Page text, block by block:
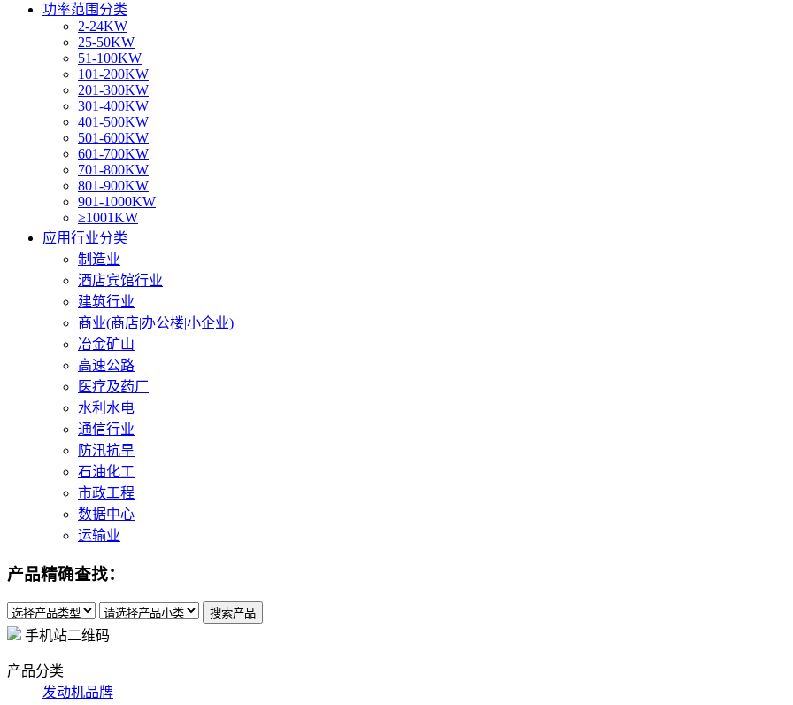
功率范围分类
2-24KW
25-50KW
51-100KW
101-200KW
201-300KW
301-400KW
401-500KW
501-600KW
601-700KW
701-800KW
801-900KW
901-1000KW
≥1001KW
应用行业分类
制造业
酒店宾馆行业
建筑行业
商业(商店|办公楼|小企业)
冶金矿山
高速公路
医疗及药厂
水利水电
通信行业
防汛抗旱
石油化工
市政工程
数据中心
运输业
产品精确查找：
手机站二维码
产品分类
发动机品牌